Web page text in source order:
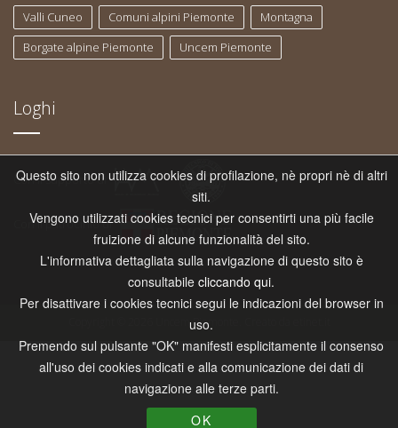
Valli Cuneo Comuni alpini Piemonte
Montagna
Borgate alpine Piemonte
Uncem Piemonte
Loghi
Con il supporto di
Con il patrocinio di
Copyright © 2026 Uncem Piemonte. Creato da
Questo sito non utilizza cookies di profilazione, nè propri nè di altri
siti.
Vengono utilizzati cookies tecnici per consentirti una più facile
fruizione di alcune funzionalità del sito.
L'informativa dettagliata sulla navigazione di questo sito è
consultabile cliccando qui.
Per disattivare i cookies tecnici segui le indicazioni del browser in
uso.
Premendo sul pulsante "OK" manifesti esplicitamente il consenso
all'uso dei cookies indicati e alla comunicazione dei dati di
navigazione alle terze parti.
OK